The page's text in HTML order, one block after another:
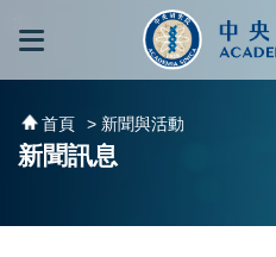
跳到主要內容區塊
首頁 > 新聞與活動
新聞訊息